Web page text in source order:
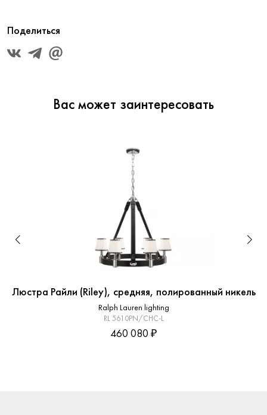
Поделиться
Вас может заинтересовать
Люстра Райли (Riley), средняя, полированный никель
Ralph Lauren lighting
RL 5610PN/CHC-L
460 080 ₽